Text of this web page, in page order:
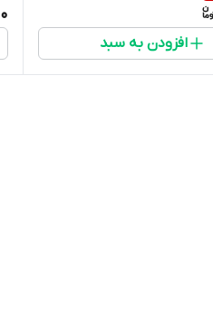
افزودن به سبد